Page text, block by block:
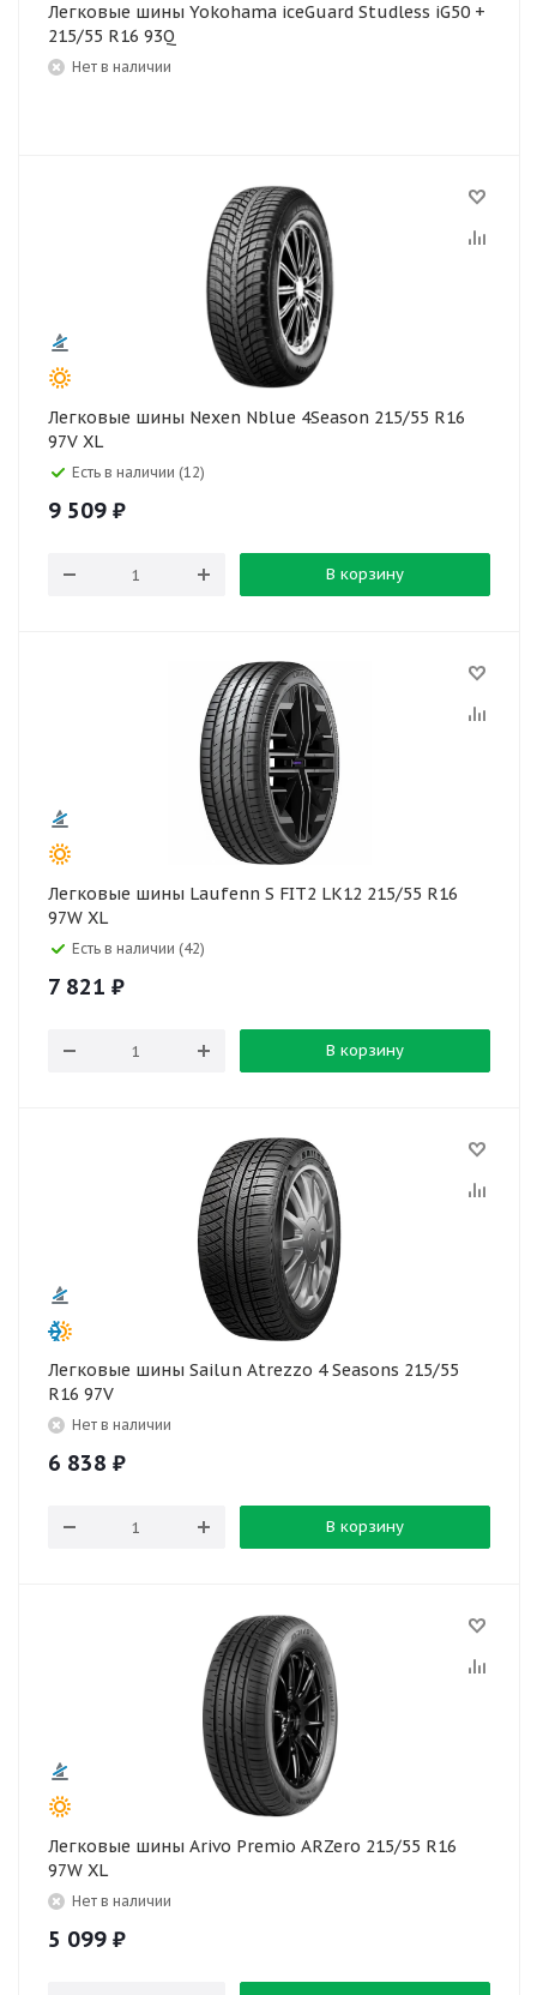
Легковые шины Yokohama iceGuard Studless iG50 +
215/55 R16 93Q
Нет в наличии
Легковые шины Nexen Nblue 4Season 215/55 R16
97V XL
Есть в наличии (12)
9 509 ₽
В корзину
Легковые шины Laufenn S FIT2 LK12 215/55 R16
97W XL
Есть в наличии (42)
7 821 ₽
В корзину
Легковые шины Sailun Atrezzo 4 Seasons 215/55
R16 97V
Нет в наличии
6 838 ₽
В корзину
Легковые шины Arivo Premio ARZero 215/55 R16
97W XL
Нет в наличии
5 099 ₽